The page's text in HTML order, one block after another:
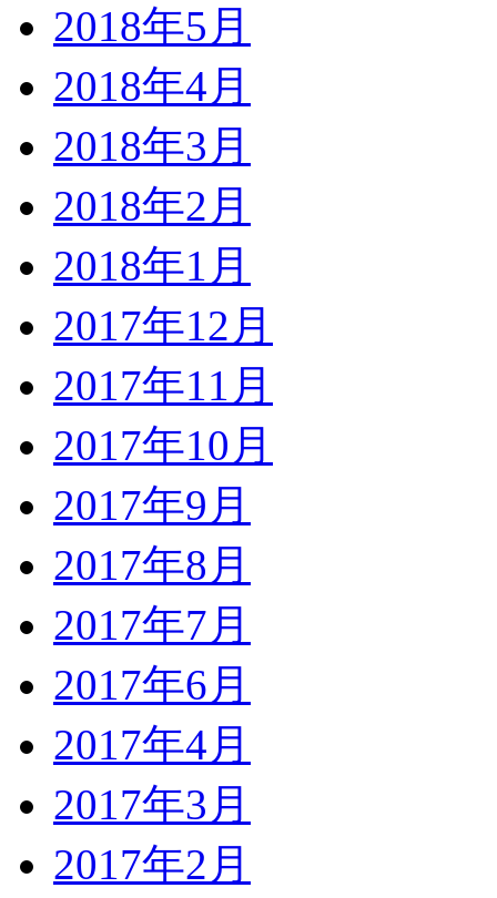
2018年5月
2018年4月
2018年3月
2018年2月
2018年1月
2017年12月
2017年11月
2017年10月
2017年9月
2017年8月
2017年7月
2017年6月
2017年4月
2017年3月
2017年2月